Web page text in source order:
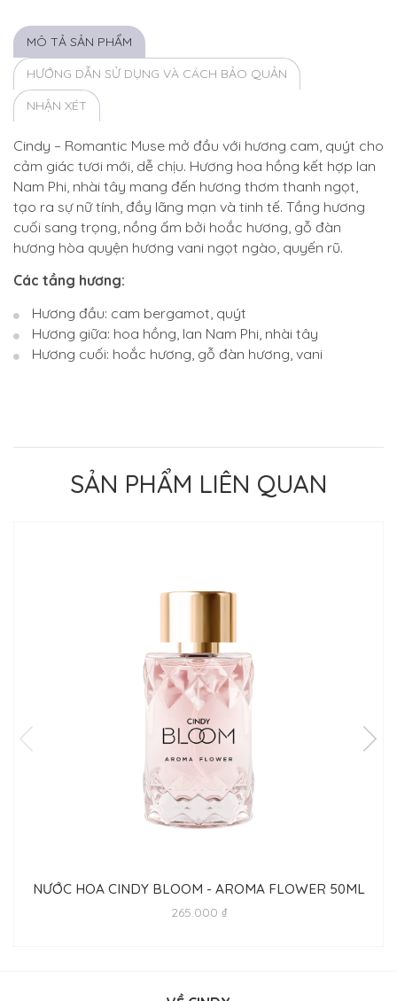
MÔ TẢ SẢN PHẨM
HƯỚNG DẪN SỬ DỤNG VÀ CÁCH BẢO QUẢN
NHẬN XÉT
Cindy – Romantic Muse mở đầu với hương cam, quýt cho
cảm giác tươi mới, dễ chịu. Hương hoa hồng kết hợp lan
Nam Phi, nhài tây mang đến hương thơm thanh ngọt,
tạo ra sự nữ tính, đầy lãng mạn và tinh tế. Tầng hương
cuối sang trọng, nồng ấm bởi hoắc hương, gỗ đàn
hương hòa quyện hương vani ngọt ngào, quyến rũ.
Các tầng hương:
Hương đầu: cam bergamot, quýt
Hương giữa: hoa hồng, lan Nam Phi, nhài tây
Hương cuối: hoắc hương, gỗ đàn hương, vani
SẢN PHẨM LIÊN QUAN
NƯỚC HOA CINDY BLOOM - AROMA FLOWER 50ML
265.000 ₫